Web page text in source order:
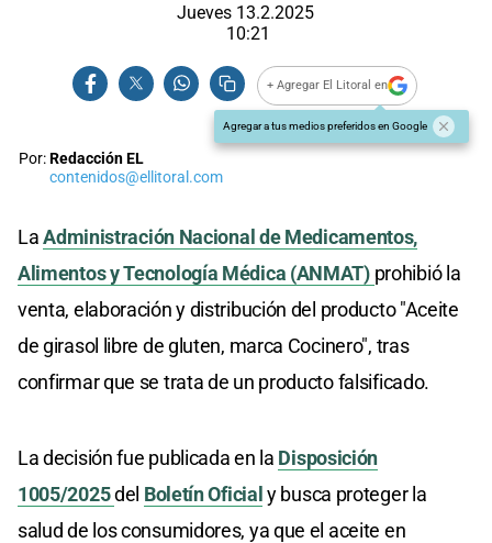
Jueves 13.2.2025
10:21
+ Agregar El Litoral en
Agregar a tus medios preferidos en Google
Por:Redacción EL
contenidos@ellitoral.com
LaAdministración Nacional de Medicamentos,
Alimentos y Tecnología Médica (ANMAT) prohibió la
venta, elaboración y distribución del producto "Aceite
de girasol libre de gluten, marca Cocinero", tras
confirmar que se trata de un producto falsificado.
La decisión fue publicada en la Disposición
1005/2025del Boletín Oficialy busca proteger la
salud de los consumidores, ya que el aceite en